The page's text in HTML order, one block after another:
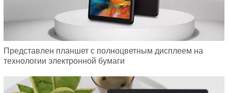
Представлен планшет с полноцветным дисплеем на
технологии электронной бумаги